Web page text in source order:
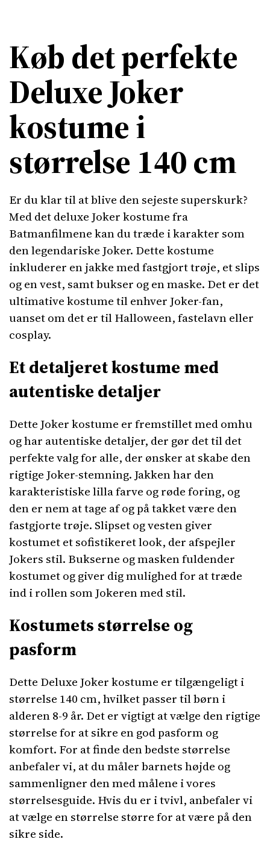
Køb det perfekte
Deluxe Joker
kostume i
størrelse 140 cm
Er du klar til at blive den sejeste superskurk?
Med det deluxe Joker kostume fra
Batmanfilmene kan du træde i karakter som
den legendariske Joker. Dette kostume
inkluderer en jakke med fastgjort trøje, et slips
og en vest, samt bukser og en maske. Det er det
ultimative kostume til enhver Joker-fan,
uanset om det er til Halloween, fastelavn eller
cosplay.
Et detaljeret kostume med
autentiske detaljer
Dette Joker kostume er fremstillet med omhu
og har autentiske detaljer, der gør det til det
perfekte valg for alle, der ønsker at skabe den
rigtige Joker-stemning. Jakken har den
karakteristiske lilla farve og røde foring, og
den er nem at tage af og på takket være den
fastgjorte trøje. Slipset og vesten giver
kostumet et sofistikeret look, der afspejler
Jokers stil. Bukserne og masken fuldender
kostumet og giver dig mulighed for at træde
ind i rollen som Jokeren med stil.
Kostumets størrelse og
pasform
Dette Deluxe Joker kostume er tilgængeligt i
størrelse 140 cm, hvilket passer til børn i
alderen 8-9 år. Det er vigtigt at vælge den rigtige
størrelse for at sikre en god pasform og
komfort. For at finde den bedste størrelse
anbefaler vi, at du måler barnets højde og
sammenligner den med målene i vores
størrelsesguide. Hvis du er i tvivl, anbefaler vi
at vælge en størrelse større for at være på den
sikre side.